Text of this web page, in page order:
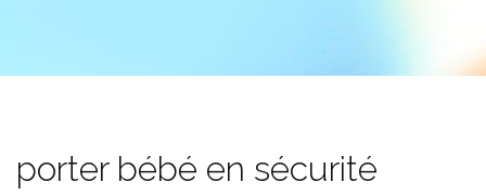
porter bébé en sécurité